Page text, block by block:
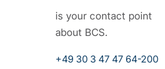
is your contact point
about BCS.
+49 30 3 47 47 64-200